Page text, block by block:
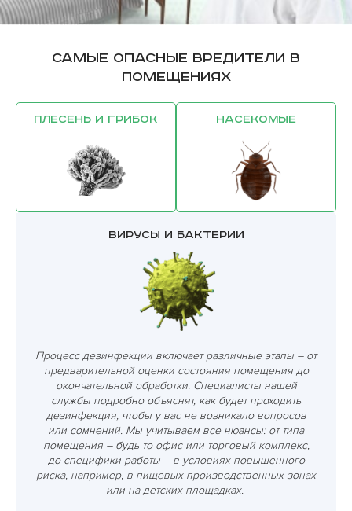
Самые опасные вредители в
помещениях
Плесень и грибок Насекомые
Вирусы и бактерии
Процесс дезинфекции включает различные этапы – от
предварительной оценки состояния помещения до
окончательной обработки. Специалисты нашей
службы подробно объяснят, как будет проходить
дезинфекция, чтобы у вас не возникало вопросов
или сомнений. Мы учитываем все нюансы: от типа
помещения – будь то офис или торговый комплекс,
до специфики работы – в условиях повышенного
риска, например, в пищевых производственных зонах
или на детских площадках.